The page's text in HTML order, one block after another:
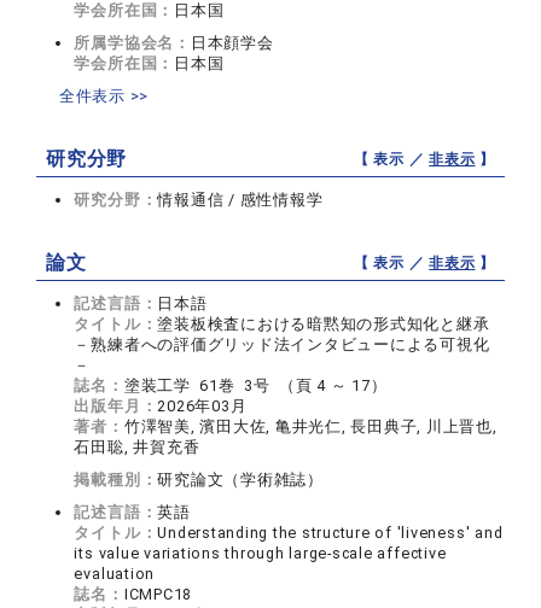
学会所在国： 日本国
所属学協会名： 日本顔学会
学会所在国： 日本国
全件表示 >>
研究分野 【 表示 ／非表示 】
研究分野：情報通信 / 感性情報学
論文 【 表示 ／非表示 】
記述言語： 日本語
タイトル：塗装板検査における暗黙知の形式知化と継承
－熟練者への評価グリッド法インタビューによる可視化
－
誌名： 塗装工学 61巻 3号 （頁 4 ～ 17）
出版年月：2026年03月
著者： 竹澤智美, 濱田大佐, 亀井光仁, 長田典子, 川上晋也,
石田聡, 井賀充香
掲載種別：研究論文（学術雑誌）
記述言語：英語
タイトル：Understanding the structure of 'liveness' and
its value variations through large-scale affective
evaluation
誌名： ICMPC18